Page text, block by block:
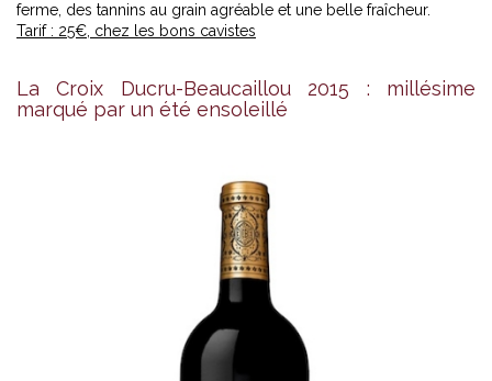
ferme, des tannins au grain agréable et une belle fraîcheur.
Tarif : 25€, chez les bons cavistes
La Croix Ducru-Beaucaillou 2015 : millésime
marqué par un été ensoleillé